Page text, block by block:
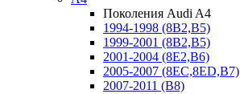
Поколения Audi A4
1994-1998 (8B2,B5)
1999-2001 (8B2,B5)
2001-2004 (8E2,B6)
2005-2007 (8EC,8ED,B7)
2007-2011 (B8)